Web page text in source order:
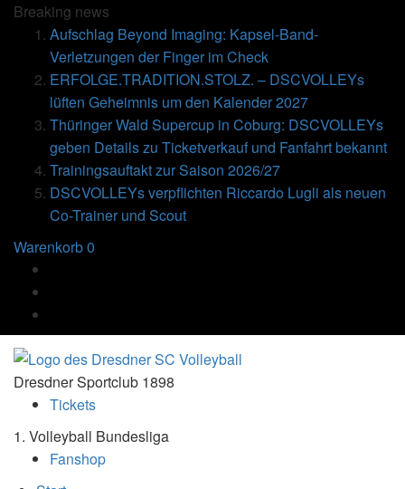
Breaking news
Aufschlag Beyond Imaging: Kapsel-Band-
Verletzungen der Finger im Check
ERFOLGE.TRADITION.STOLZ. – DSCVOLLEYs
lüften Geheimnis um den Kalender 2027
Thüringer Wald Supercup in Coburg: DSCVOLLEYs
geben Details zu Ticketverkauf und Fanfahrt bekannt
Trainingsauftakt zur Saison 2026/27
DSCVOLLEYs verpflichten Riccardo Lugli als neuen
Co-Trainer und Scout
Warenkorb0
Dresdner Sportclub 1898
Tickets
1. Volleyball Bundesliga
Fanshop